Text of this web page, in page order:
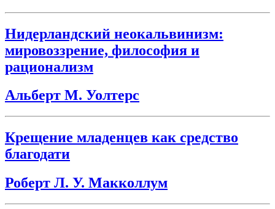
Нидерландский неокальвинизм:
мировоззрение, философия и
рационализм
Альберт М. Уолтерс
Крещение младенцев как средство
благодати
Роберт Л. У. Макколлум